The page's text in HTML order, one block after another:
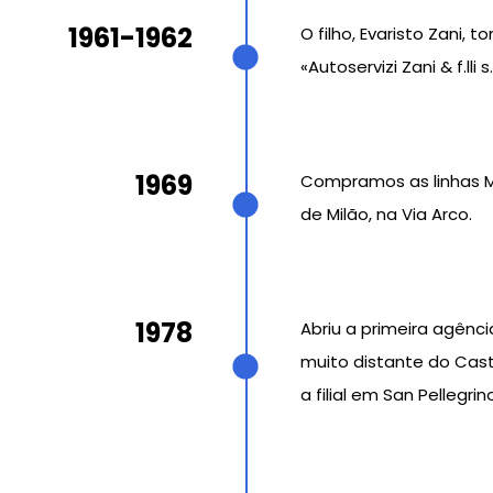
1961-1962
O filho, Evaristo Zani,
«Autoservizi Zani & f.lli
1969
Compramos as linhas
de Milão, na Via Arco.
1978
Abriu a primeira
muito distante do
a filial em San